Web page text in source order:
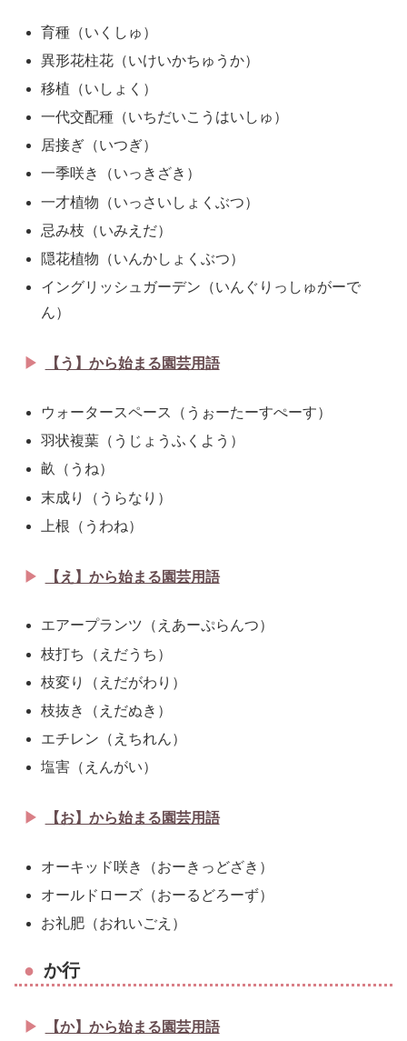
育種（いくしゅ）
異形花柱花（いけいかちゅうか）
移植（いしょく）
一代交配種（いちだいこうはいしゅ）
居接ぎ（いつぎ）
一季咲き（いっきざき）
一才植物（いっさいしょくぶつ）
忌み枝（いみえだ）
隠花植物（いんかしょくぶつ）
イングリッシュガーデン（いんぐりっしゅがーで
ん）
【う】から始まる園芸用語
ウォータースペース（うぉーたーすぺーす）
羽状複葉（うじょうふくよう）
畝（うね）
末成り（うらなり）
上根（うわね）
【え】から始まる園芸用語
エアープランツ（えあーぷらんつ）
枝打ち（えだうち）
枝変り（えだがわり）
枝抜き（えだぬき）
エチレン（えちれん）
塩害（えんがい）
【お】から始まる園芸用語
オーキッド咲き（おーきっどざき）
オールドローズ（おーるどろーず）
お礼肥（おれいごえ）
か行
【か】から始まる園芸用語